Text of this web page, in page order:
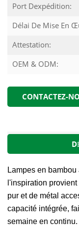
Port Dexpédition:
Délai De Mise En
Attestation:
OEM & ODM:
CONTACTEZ-
Lampes en
l'inspiration
pur et de métal
capacité intégrée,
semaine en